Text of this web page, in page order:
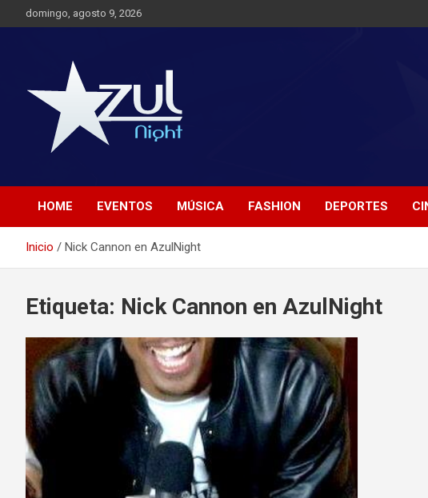
al
domingo, agosto 9, 2026
Azul Night TV
HOME EVENTOS MÚSICA FASHION DEPORTES
Inicio Nick Cannon en AzulNight
Etiqueta: Nick Cannon en AzulNight